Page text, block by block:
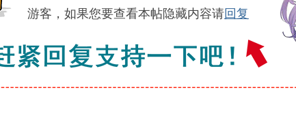
游客，如果您要查看本帖隐藏内容请回复